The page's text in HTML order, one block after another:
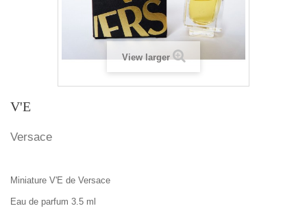
View larger
V'E
Versace
Miniature V'E de Versace
Eau de parfum 3.5 ml